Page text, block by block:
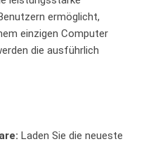
ermöglicht,
einzigen⁣ Computer
die ausführlich
Laden​ Sie⁤ die neueste‌